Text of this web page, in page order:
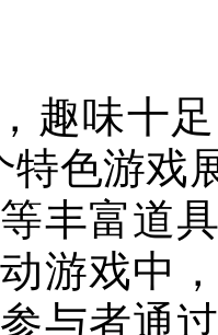
趣味十
特色游戏
丰富道
游戏中
与者通